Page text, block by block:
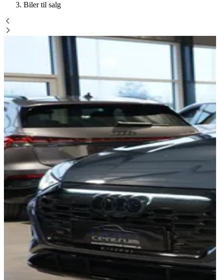
Biler til salg